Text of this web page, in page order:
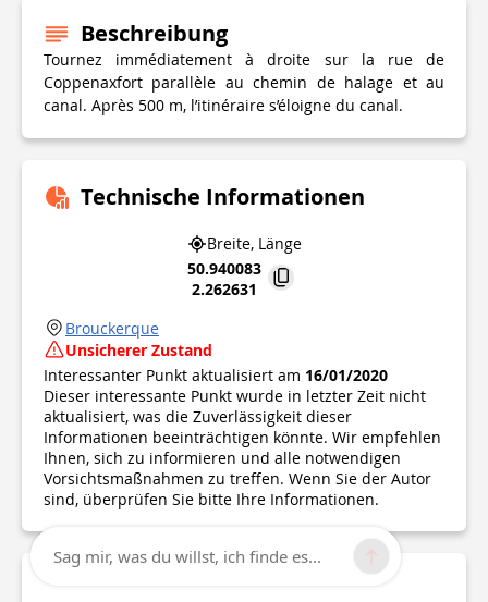
Beschreibung
Tournez immédiatement à droite sur la rue de
Coppenaxfort parallèle au chemin de halage et au
canal. Après 500 m, l’itinéraire s’éloigne du canal.
Technische Informationen
Breite, Länge
50.940083
2.262631
Brouckerque
Unsicherer Zustand
Interessanter Punkt aktualisiert am 16/01/2020
Dieser interessante Punkt wurde in letzter Zeit nicht
aktualisiert, was die Zuverlässigkeit dieser
Informationen beeinträchtigen könnte. Wir empfehlen
Ihnen, sich zu informieren und alle notwendigen
Vorsichtsmaßnahmen zu treffen. Wenn Sie der Autor
sind, überprüfen Sie bitte Ihre Informationen.
Sag mir, was du willst, ich finde es...